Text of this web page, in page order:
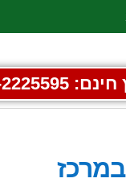
את ההבזקים
052-2225595